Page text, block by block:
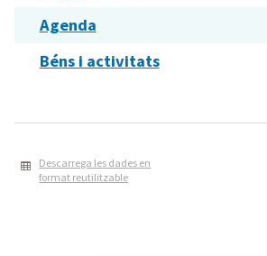
Agenda
Béns i activitats
Descarrega les dades en
format reutilitzable